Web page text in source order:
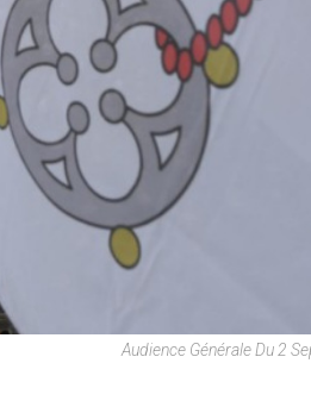
Audience Générale Du 2